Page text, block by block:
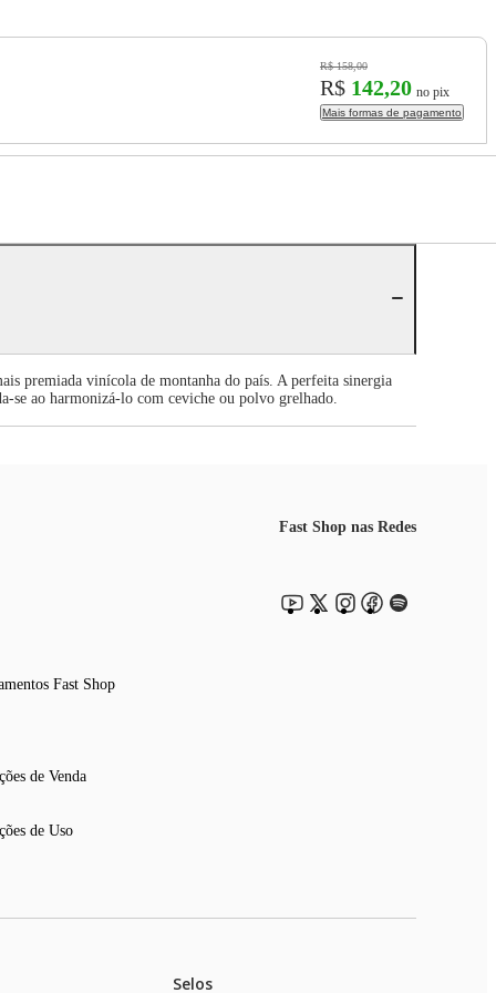
R$ 158,00
R$ 142,20 no pix
Mais formas de pagamento
premiada vinícola de montanha do país. A perfeita sinergia
se ao harmonizá-lo com ceviche ou polvo grelhado.
Fast Shop
de Venda
de Uso
Fast Shop nas Redes
Selos